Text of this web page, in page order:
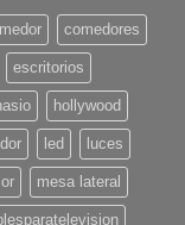
comedores
escritorios
hollywood
led luces
mesa lateral